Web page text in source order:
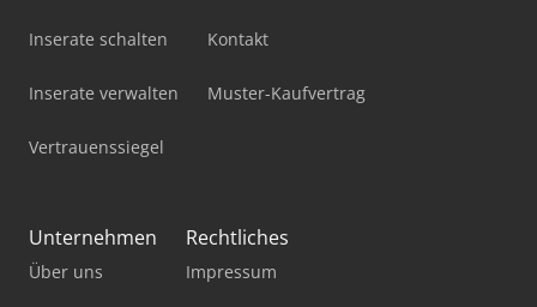
Macmon M 100 Re
Maka Pa 37
Okuma Mb-4000H
Schaublin 180-Ccn
Inserate schalten
Inserate verwalten
Vertrauenssiegel
Kontakt
Muster-Kaufvertrag
Unternehmen
Über uns
Rechtliches
Impressum